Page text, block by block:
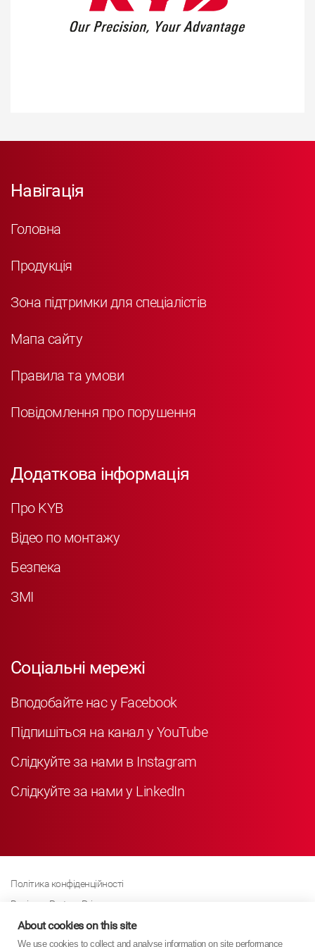
Навігація
Головна
Продукція
Зона підтримки для спеціалістів
Мапа сайту
Правила та умови
Повідомлення про порушення
Додаткова інформація
Про KYB
Відео по монтажу
Безпека
ЗМІ
Соціальні мережі
Вподобайте нас у Facebook
Підпишіться на канал у YouTube
Слідкуйте за нами в Instagram
Слідкуйте за нами у LinkedIn
Політика конфіденційності
Business Partner Privacy
Політика щодо файлів cookie
Сучасна політика Закону про рабство
About cookies on this site
We use cookies to collect and analyse information on site performance